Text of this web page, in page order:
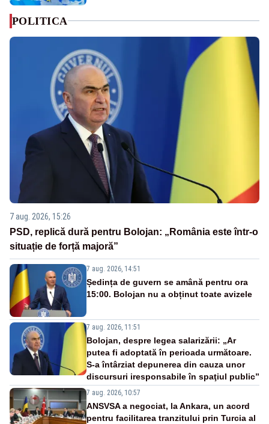
POLITICA
7 aug. 2026, 15:26
PSD, replică dură pentru Bolojan: „România este într-o
situație de forță majoră”
7 aug. 2026, 14:51
Ședința de guvern se amână pentru ora
15:00. Bolojan nu a obținut toate avizele
7 aug. 2026, 11:51
Bolojan, despre legea salarizării: „Ar
putea fi adoptată în perioada următoare.
S-a întârziat depunerea din cauza unor
discursuri iresponsabile în spaţiul public”
7 aug. 2026, 10:57
ANSVSA a negociat, la Ankara, un acord
pentru facilitarea tranzitului prin Turcia al